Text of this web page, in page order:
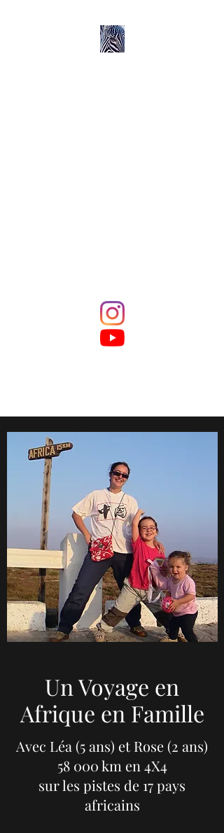
Un Voyage en
Afrique en Famille
Avec Léa (5 ans) et Rose (2 ans)
58 000 km en 4X4
sur les pistes de 17 pays
africains